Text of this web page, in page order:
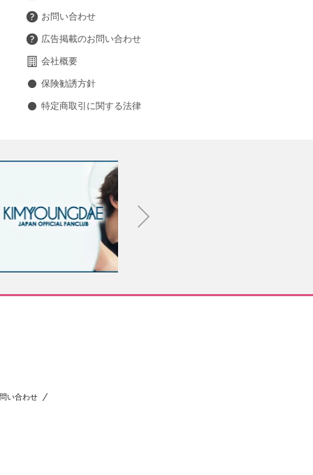
お問い合わせ
広告掲載のお問い合わせ
会社概要
保険勧誘方針
特定商取引に関する法律
い合わせ